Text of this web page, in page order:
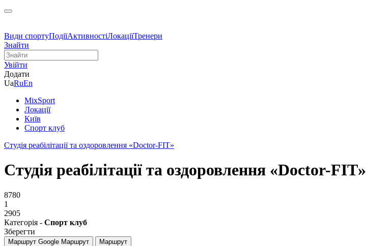
Види спортуПодіїАктивностіЛокаціїТренери
Знайти
Увійти
Додати
UaRuEn
MixSport
Локації
Київ
Спорт клуб
Студія реабілітації та оздоровлення «Doctor-FIT»
Студія реабілітації та оздоровлення «Doctor-FIT»
8780
1
2905
Категорія - Спорт клуб
Зберегти
Маршрут Google Маршрут Маршрут